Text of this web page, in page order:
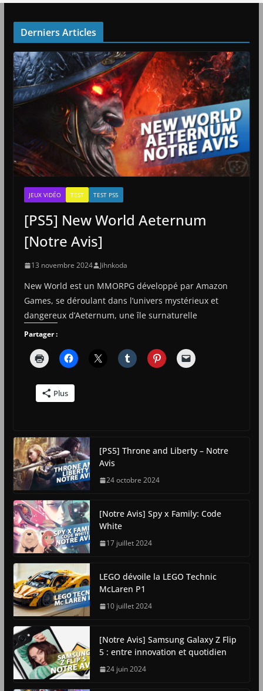
Derniers Articles
JEUX VIDÉO TEST TEST PS5
[PS5] New World Aeternum
[Notre Avis]
13 novembre 2024 Jihnkoda
New World est un MMORPG développé par Amazon
Games, se déroulant dans l’univers mystérieux et
dangereux d’Aeternum, une île surnaturelle
Partager :
Plus
[PS5] Throne and Liberty – Notre
Avis
24 octobre 2024
[Notre Avis] Spy x Family: Code
White
17 juillet 2024
LEGO dévoile la LEGO Technic
McLaren P1
10 juillet 2024
[Notre Avis] Samsung Galaxy Z Flip
5 : entre innovation et quotidien
24 juin 2024